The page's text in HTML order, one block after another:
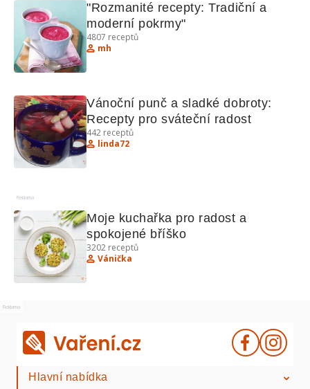
"Rozmanité recepty: Tradiční a
moderní pokrmy"
4807 receptů
mh
Vánoční punč a sladké dobroty:
Recepty pro sváteční radost
442 receptů
linda72
Reklama
Moje kuchařka pro radost a
spokojené bříško
3202 receptů
Vánička
Reklama
Hlavní nabídka